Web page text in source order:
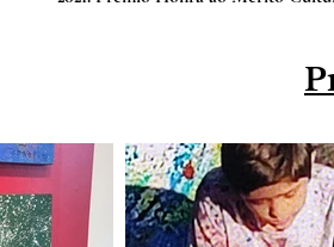
- 2023: Artista com obra " Igapó"
- 2023: Primeiro lugar na categoria
-2023: Artista destaque na Revista